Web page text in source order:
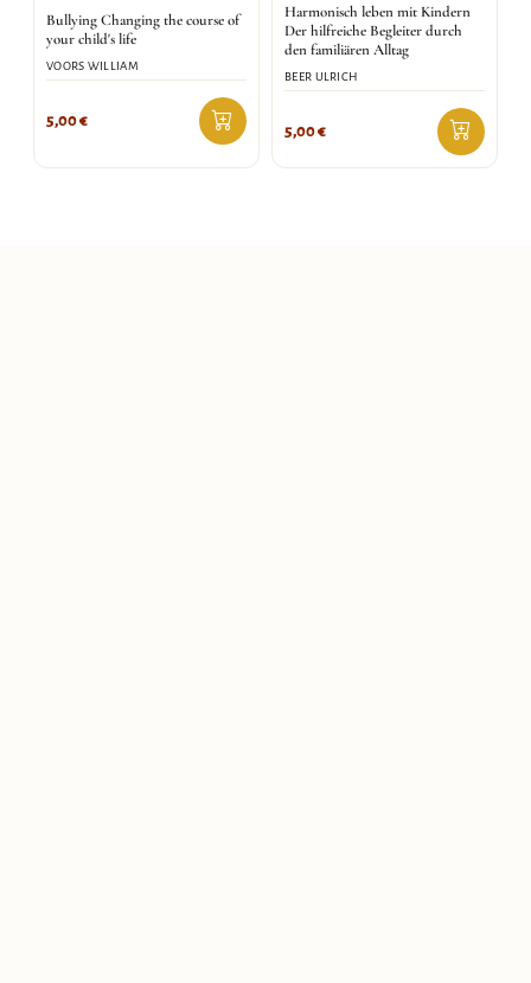
Bullying Changing the course of
your child's life
VOORS WILLIAM
5,00€
Harmonisch leben mit Kindern
Der hilfreiche Begleiter durch
den familiären Alltag
BEER ULRICH
5,00€